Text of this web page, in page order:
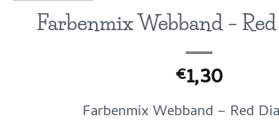
Farbenmix Webband –
€1,30
Farbenmix Webband – Red